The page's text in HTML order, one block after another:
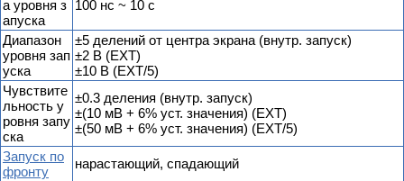
а уровня з
апуска
100 нс ~ 10 с
Диапазон
уровня зап
уска
±5 делений от центра экрана (внутр. запуск)
±2 В (EXT)
±10 В (EXT/5)
Чувствите
льность у
ровня запу
ска
±0.3 деления (внутр. запуск)
±(10 мВ + 6% уст. значения) (EXT)
±(50 мВ + 6% уст. значения) (EXT/5)
Запуск по
фронту
нарастающий, спадающий